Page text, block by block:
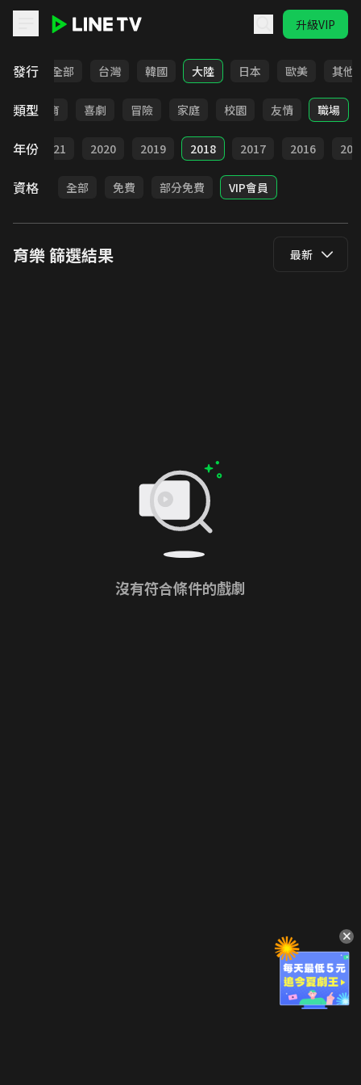
升級VIP
發行 全部 台灣 韓國 大陸 日本 歐美 其他
類型教育 喜劇 冒險 家庭 校園 友情 職場
年份 2021 2020 2019 2018 2017 2016
資格 全部 免費 部分免費 VIP會員
育樂篩選結果 最新
沒有符合條件的戲劇